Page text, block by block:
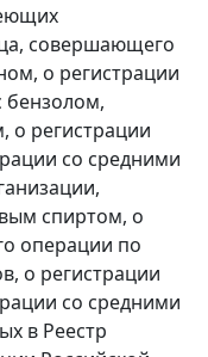
совершающего
о регистрации
о регистрации
со средними
спиртом, о
операции по
о регистрации
со средними
в Реестр